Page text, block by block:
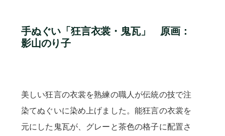
手ぬぐい「狂言衣裳・鬼瓦」 原画：
影山のり子
美しい狂言の衣裳を熟練の職人が伝統の技で注
染てぬぐいに染め上げました。能狂言の衣裳を
元にした鬼瓦が、グレーと茶色の格子に配置さ